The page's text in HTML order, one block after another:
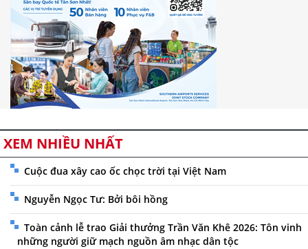
XEM NHIỀU NHẤT
Cuộc đua xây cao ốc chọc trời tại Việt Nam
Nguyễn Ngọc Tư: Bởi bôi hồng
Toàn cảnh lễ trao Giải thưởng Trần Văn Khê 2026: Tôn vinh
những người giữ mạch nguồn âm nhạc dân tộc